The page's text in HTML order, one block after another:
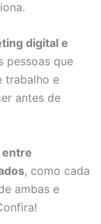
digital e
pessoas que
trabalho e
antes de
, como cada
ambas e